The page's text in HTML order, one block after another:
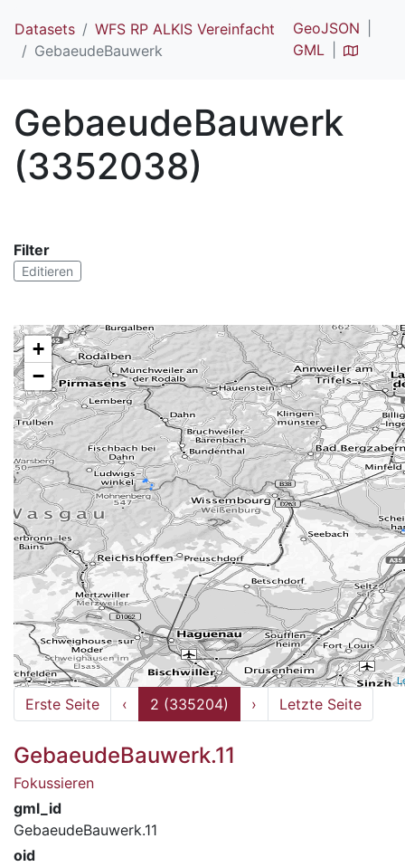
Datasets
WFS RP ALKIS Vereinfacht
GebaeudeBauwerk
GeoJSON
GML
GebaeudeBauwerk
(3352038)
Filter
Editieren
+
−
Erste Seite ‹ 2 (335204) › Letzte Seite
GebaeudeBauwerk.11
Fokussieren
gml_id
GebaeudeBauwerk.11
oid